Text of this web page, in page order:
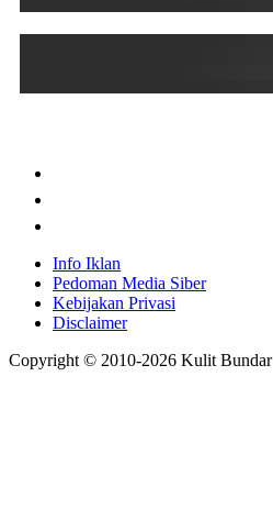
Info Iklan
Pedoman Media Siber
Kebijakan Privasi
Disclaimer
Copyright © 2010-2026 Kulit Bundar